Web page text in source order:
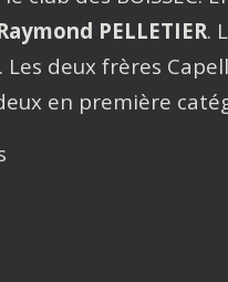
PELLETIER.
deux frères
en première